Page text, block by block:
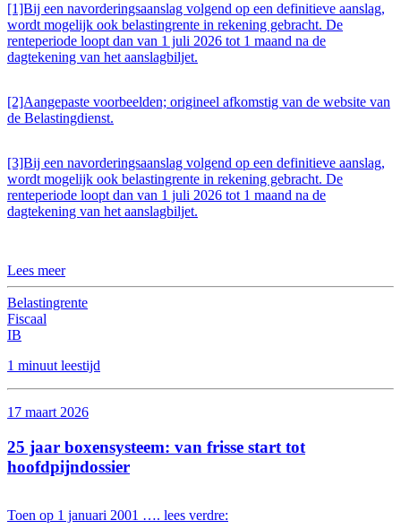
[1]Bij een navorderingsaanslag volgend op een definitieve aanslag,
wordt mogelijk ook belastingrente in rekening gebracht. De
renteperiode loopt dan van 1 juli 2026 tot 1 maand na de
dagtekening van het aanslagbiljet.
[2]Aangepaste voorbeelden; origineel afkomstig van de website van
de Belastingdienst.
[3]Bij een navorderingsaanslag volgend op een definitieve aanslag,
wordt mogelijk ook belastingrente in rekening gebracht. De
renteperiode loopt dan van 1 juli 2026 tot 1 maand na de
dagtekening van het aanslagbiljet.
Lees meer
Belastingrente
Fiscaal
IB
1 minuut leestijd
17 maart 2026
25 jaar boxensysteem: van frisse start tot
hoofdpijndossier
Toen op 1 januari 2001 …. lees verdre: